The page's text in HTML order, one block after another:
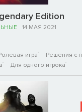
Edition
14 МАЯ 2021
игра
Решения с
Для одного игрока